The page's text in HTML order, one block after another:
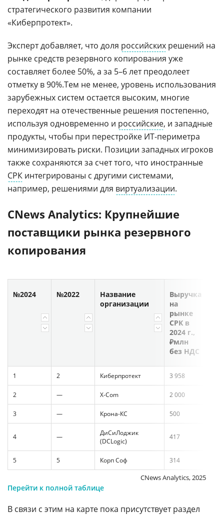
стратегического развития компании
«Киберпротект».
Эксперт добавляет, что доля российских решений на
рынке средств резервного копирования уже
составляет более 50%, а за 5–6 лет преодолеет
отметку в 90%.Тем не менее, уровень использования
зарубежных систем остается высоким, многие
переходят на отечественные решения постепенно,
используя одновременно и российские, и западные
продукты, чтобы при перестройке ИТ-периметра
минимизировать риски. Позиции западных игроков
также сохраняются за счет того, что иностранные
СРК интегрированы с другими системами,
например, решениями для виртуализации.
CNews Analytics: Крупнейшие
поставщики рынка резервного
копирования
№2024 №2022
Название
организации
Выручка
на
рынке
СРК в
2024 г.,
₽млн
без НДС
1 2 Киберпротект 3 958
2 — X-Com 2 000
3 — Крона-КС 500
4 —
ДиСиЛоджик
(DCLogic)
417
5 5 Корп Соф 314
CNews Analytics, 2025
Перейти к полной таблице
В связи с этим на карте пока присутствует раздел